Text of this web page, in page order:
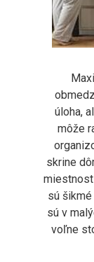
úloha,
môže
skrine
sú
sú v
voľne